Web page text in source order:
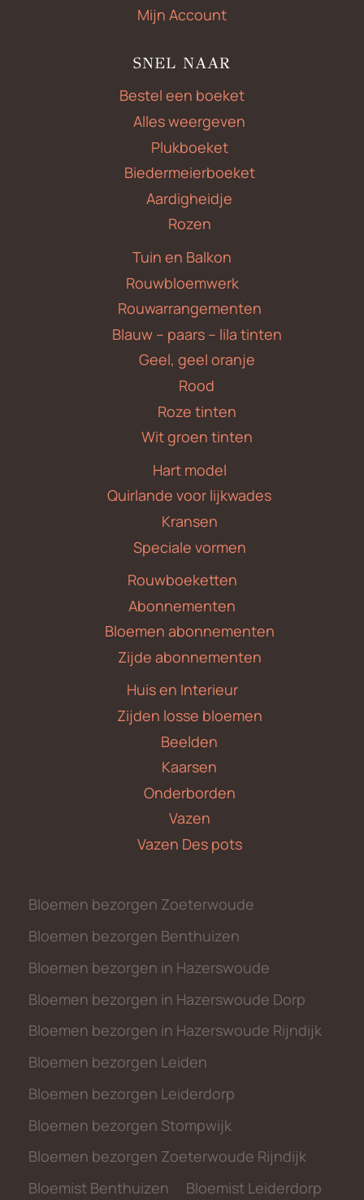
Mijn Account
SNEL NAAR
Bestel een boeket
Alles weergeven
Plukboeket
Biedermeierboeket
Aardigheidje
Rozen
Tuin en Balkon
Rouwbloemwerk
Rouwarrangementen
Blauw – paars – lila tinten
Geel, geel oranje
Rood
Roze tinten
Wit groen tinten
Hart model
Quirlande voor lijkwades
Kransen
Speciale vormen
Rouwboeketten
Abonnementen
Bloemen abonnementen
Zijde abonnementen
Huis en Interieur
Zijden losse bloemen
Beelden
Kaarsen
Onderborden
Vazen
Vazen Des pots
Bloemen bezorgen Zoeterwoude
Bloemen bezorgen Benthuizen
Bloemen bezorgen in Hazerswoude
Bloemen bezorgen in Hazerswoude Dorp
Bloemen bezorgen in Hazerswoude Rijndijk
Bloemen bezorgen Leiden
Bloemen bezorgen Leiderdorp
Bloemen bezorgen Stompwijk
Bloemen bezorgen Zoeterwoude Rijndijk
Bloemist Benthuizen
Bloemist Leiderdorp